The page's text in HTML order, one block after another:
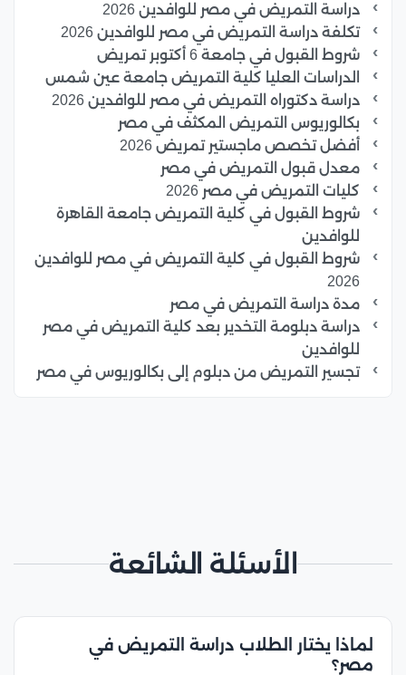
دراسة التمريض في مصر للوافدين 2026
تكلفة دراسة التمريض في مصر للوافدين 2026
شروط القبول في جامعة 6 أكتوبر تمريض
الدراسات العليا كلية التمريض جامعة عين شمس
دراسة دكتوراه التمريض في مصر للوافدين 2026
بكالوريوس التمريض المكثف في مصر
أفضل تخصص ماجستير تمريض 2026
معدل قبول التمريض في مصر
كليات التمريض في مصر 2026
شروط القبول في كلية التمريض جامعة القاهرة
للوافدين
شروط القبول في كلية التمريض في مصر للوافدين
2026
مدة دراسة التمريض في مصر
دراسة دبلومة التخدير بعد كلية التمريض في مصر
للوافدين
تجسير التمريض من دبلوم إلى بكالوريوس في مصر
الأسئلة الشائعة
لماذا يختار الطلاب دراسة التمريض في
مصر؟